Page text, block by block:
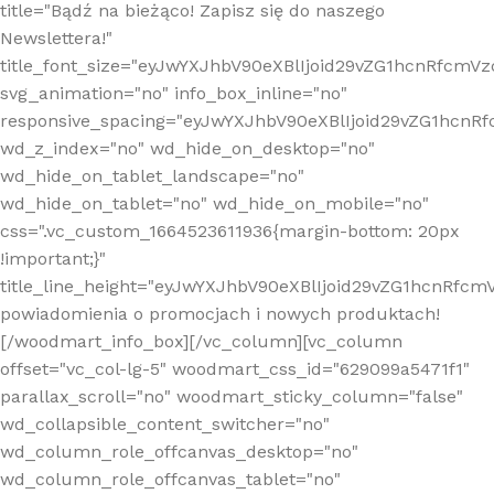
title="Bądź na bieżąco! Zapisz się do naszego
Newslettera!"
svg_animation="no" info_box_inline="no"
wd_z_index="no" wd_hide_on_desktop="no"
wd_hide_on_tablet_landscape="no"
wd_hide_on_tablet="no" wd_hide_on_mobile="no"
css=".vc_custom_1664523611936{margin-bottom: 20px
!important;}"
powiadomienia o promocjach i nowych produktach!
[/woodmart_info_box][/vc_column][vc_column
offset="vc_col-lg-5" woodmart_css_id="629099a5471f1"
parallax_scroll="no" woodmart_sticky_column="false"
wd_collapsible_content_switcher="no"
wd_column_role_offcanvas_desktop="no"
wd_column_role_offcanvas_tablet="no"